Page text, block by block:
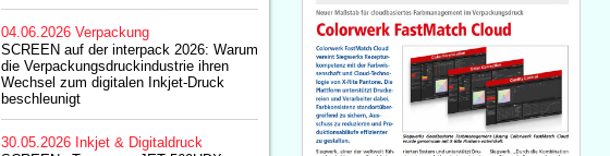
04.06.2026 Verpackung
SCREEN auf der interpack 2026: Warum
die Verpackungsdruckindustrie ihren
Wechsel zum digitalen Inkjet-Druck
beschleunigt
30.05.2026 Inkjet & Digitaldruck